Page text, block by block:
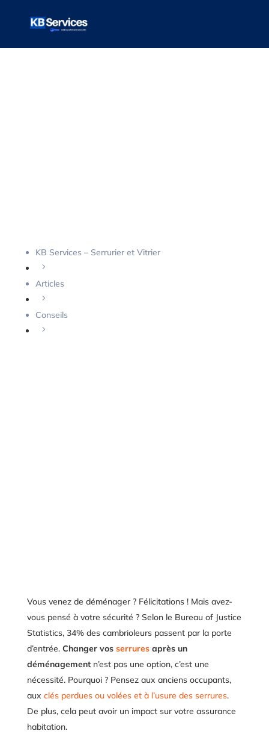
KB Services – Serrurier et Vitrier
5
Articles
5
Conseils
5
Vous venez de déménager ? Félicitations ! Mais avez-
vous pensé à votre sécurité ? Selon le Bureau of Justice
Statistics, 34% des cambrioleurs passent par la porte
d’entrée. Changer vos serruresaprès un
déménagementn’est pas une option, c’est une
nécessité. Pourquoi ? Pensez aux anciens occupants,
aux clés perdues ou volées et à l’usure des serrures.
De plus, cela peut avoir un impact sur votre assurance
habitation.